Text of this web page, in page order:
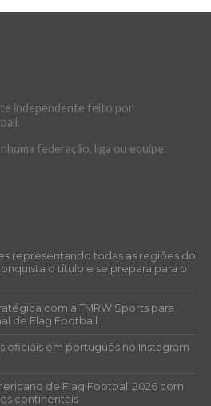
independente feito por
federação, liga ou equipe.
representando todas as regiões do
o título e se prepara para o
com a TMRW Sports para
de Flag Football
oficiais em português no Instagram
de Flag Football 2026 com
continentais